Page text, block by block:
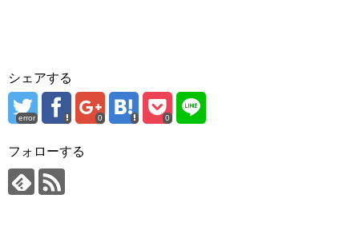
シェアする
error 0 0
フォローする